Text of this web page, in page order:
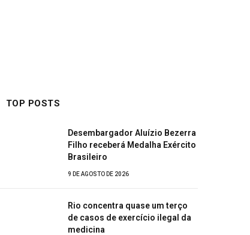
TOP POSTS
Desembargador Aluízio Bezerra
Filho receberá Medalha Exército
Brasileiro
9 DE AGOSTO DE 2026
Rio concentra quase um terço
de casos de exercício ilegal da
medicina